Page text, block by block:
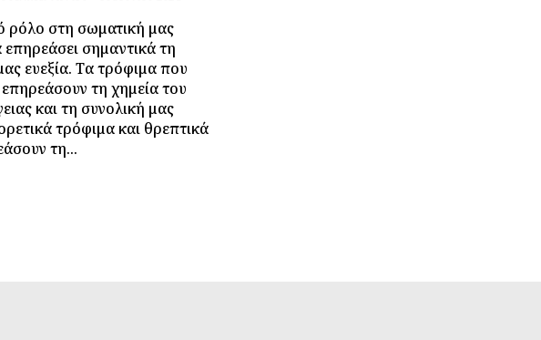
ρόλο στη σωματική μας
σημαντικά τη
ευεξία. Τα τρόφιμα που
τη χημεία του
και τη συνολική μας
τρόφιμα και θρεπτικά
τη...